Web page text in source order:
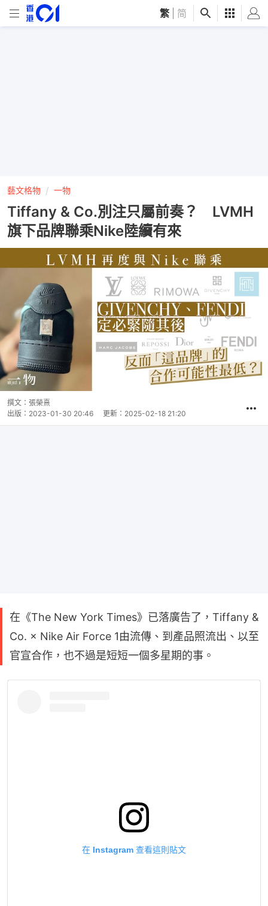
繁 简
藝文格物 一物
Tiffany & Co.別注只屬前奏？ LVMH
旗下品牌聯乘Nike陸續有來
撰文： 張榮熹
出版： 2023-01-30 20:46 更新： 2025-02-18 21:20
在《The New York Times》已落廣告了，Tiffany &
Co. × Nike Air Force 1由流傳、到產品照流出、以至
官宣合作，也不過是短短一個多星期的事。
在 Instagram 查看這則貼文